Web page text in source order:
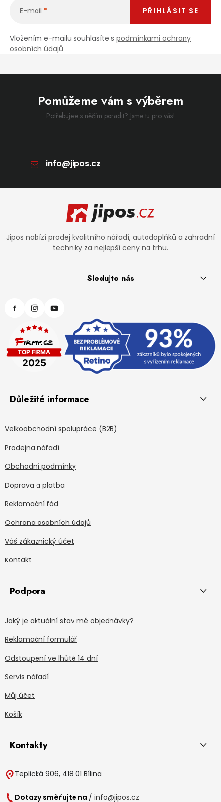
E-mail
Vložením e-mailu souhlasíte s podmínkami ochrany
osobních údajů
PŘIHLÁSIT SE
Pomůžeme vám s výběrem
Potřebujete s něčím poradit? Jsme tu pro vás!
info@jipos.cz
Zápatí
Jipos nabízí prodej kvalitního nářadí, autodoplňků a zahradní
techniky za nejlepší ceny na trhu.
Sledujte nás
Důležité informace
Velkoobchodní spolupráce (B2B)
Prodejna nářadí
Obchodní podmínky
Doprava a platba
Reklamační řád
Ochrana osobních údajů
Váš zákaznický účet
Kontakt
Podpora
Jaký je aktuální stav mé objednávky?
Reklamační formulář
Odstoupení ve lhůtě 14 dní
Servis nářadí
Můj účet
Košík
Kontakty
Teplická 906, 418 01 Bílina
Dotazy směřujte na / info@jipos.cz